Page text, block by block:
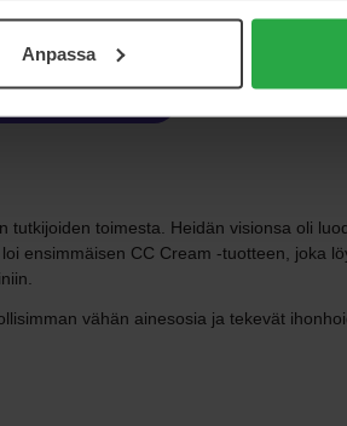
Anpassa
toimesta. Heidän visionsa oli
ensimmäisen CC Cream -tuotteen, joka
vähän ainesosia ja tekevät